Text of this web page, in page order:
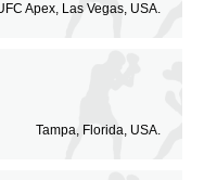
Apex, Las Vegas, USA.
Tampa, Florida, USA.